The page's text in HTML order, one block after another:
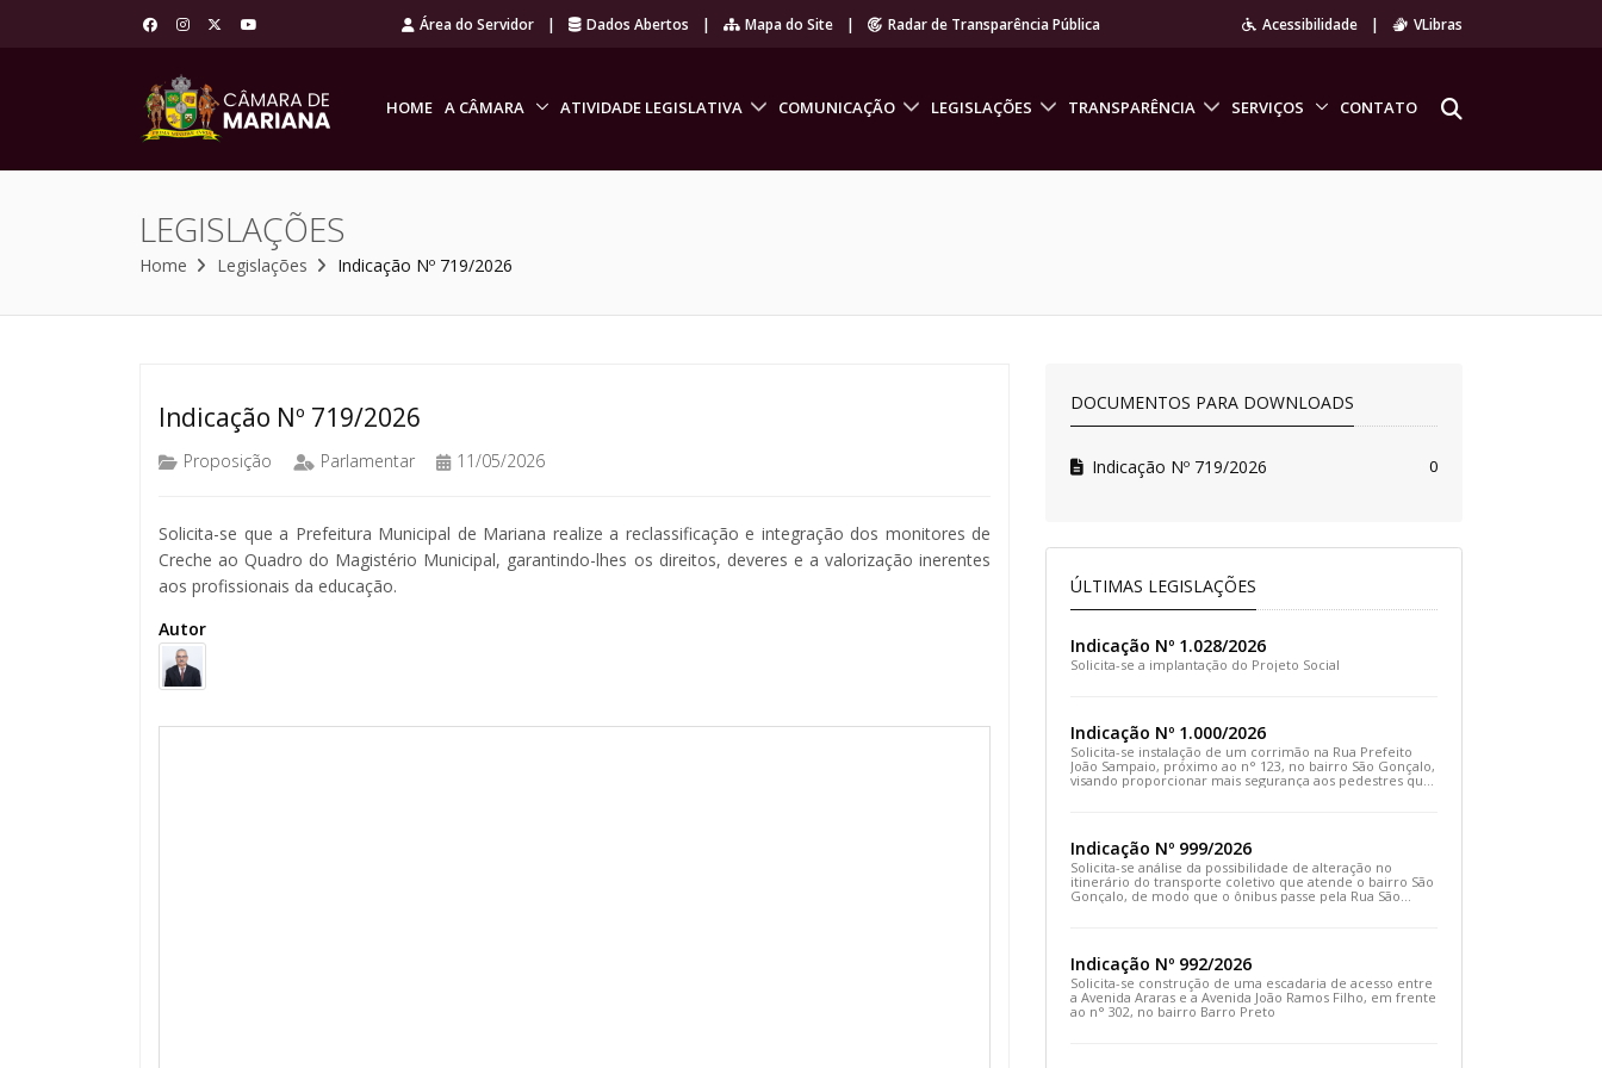
Área do Servidor | Dados Abertos | Mapa do Site | Radar de Transparência Pública Acessibilidade | VLibras
HOME A CÂMARA ATIVIDADE LEGISLATIVA COMUNICAÇÃO LEGISLAÇÕES TRANSPARÊNCIA SERVIÇOS CONTATO
LEGISLAÇÕES
Home Legislações Indicação Nº 719/2026
Indicação Nº 719/2026
Proposição Parlamentar 11/05/2026
Solicita-se que a Prefeitura Municipal de Mariana realize a reclassificação e integração dos monitores de
Creche ao Quadro do Magistério Municipal, garantindo-lhes os direitos, deveres e a valorização inerentes
aos profissionais da educação.
Autor
DOCUMENTOS PARA DOWNLOADS
Indicação Nº 719/2026 0
ÚLTIMAS LEGISLAÇÕES
Indicação Nº 1.028/2026
Solicita-se a implantação do Projeto Social
Indicação Nº 1.000/2026
Solicita-se instalação de um corrimão na Rua Prefeito
João Sampaio, próximo ao n° 123, no bairro São Gonçalo,
visando proporcionar mais segurança aos pedestres que
Indicação Nº 999/2026
Solicita-se análise da possibilidade de alteração no
itinerário do transporte coletivo que atende o bairro São
Gonçalo, de modo que o ônibus passe pela Rua São
Indicação Nº 992/2026
Solicita-se construção de uma escadaria de acesso entre
a Avenida Araras e a Avenida João Ramos Filho, em frente
ao n° 302, no bairro Barro Preto